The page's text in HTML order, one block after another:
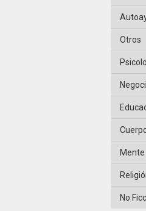
Otros
No